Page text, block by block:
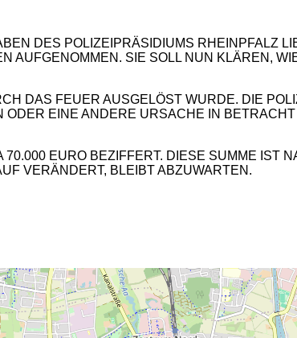
DES POLIZEIPRÄSIDIUMS RHEINPFALZ
AUFGENOMMEN. SIE SOLL NUN KLÄREN,
DAS FEUER AUSGELÖST WURDE. DIE
EINE ANDERE URSACHE IN
EURO BEZIFFERT. DIESE SUMME IST
VERÄNDERT, BLEIBT ABZUWARTEN.
2